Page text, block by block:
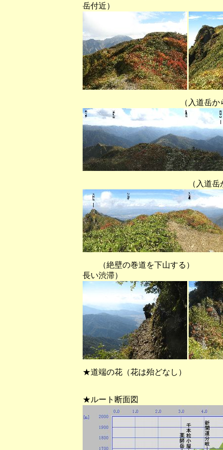
岳付近）
（入道岳から東南～南
（入道岳から西北～
（絶壁の巻道を下山す
長い渋滞）
★道端の花（花は殆どなし）
★ルート断面図